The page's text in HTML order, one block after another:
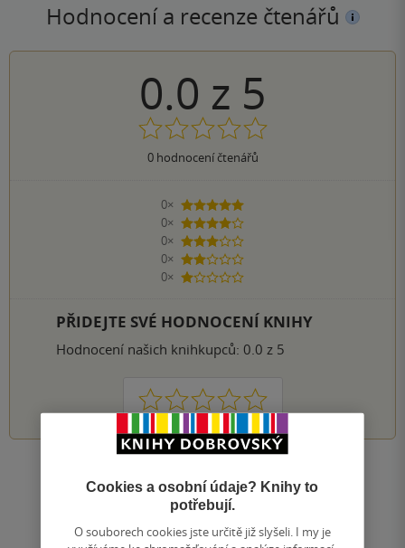
Hodnocení a recenze čtenářů
0.0 z 5
0hodnocení čtenářů
0×
5 hvězdiček
0×
4 hvězdičky
0×
3 hvězdičky
0×
2 hvězdičky
0×
1 hvezdička
PŘIDEJTE SVÉ HODNOCENÍ KNIHY
Hodnocení našich knihkupců: 0.0 z 5
1 2 3 4 5
Přidat hodnocení
Cookies a osobní údaje? Knihy to
potřebují.
O souborech cookies jste určitě již slyšeli. I my je